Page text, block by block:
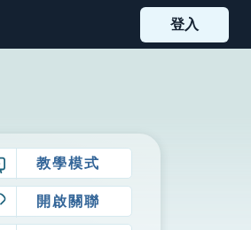
登入
教學模式
開啟關聯